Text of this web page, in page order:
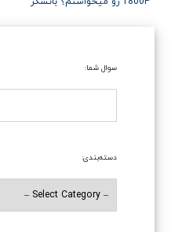
سوال شما:
دسته‌بندی: